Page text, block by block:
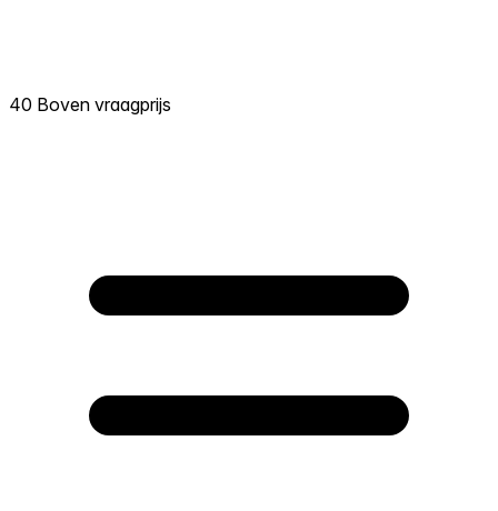
40 Boven vraagprijs